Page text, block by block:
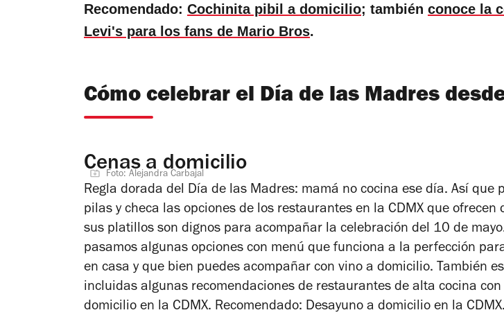
Recomendado: Cochinita pibil a domicilio; también conoce la
Levi's para los fans de Mario Bros.
Cómo celebrar el Día de las Madres
Cenas a domicilio
Foto: Alejandra Carbajal
Regla dorada del Día de las Madres: mamá no cocina ese día. Así que
pilas y checa las opciones de los restaurantes en la CDMX que ofrecen
sus platillos son dignos para acompañar la celebración del 10 de
pasamos algunas opciones con menú que funciona a la perfección
en casa y que bien puedes acompañar con vino a domicilio. También
incluidas algunas recomendaciones de restaurantes de alta cocina
domicilio en la CDMX. Recomendado: Desayuno a domicilio en la CDMX.